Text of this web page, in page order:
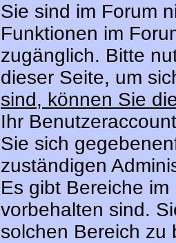
Sie sind im Forum
Funktionen im
zugänglich. Bitte
dieser Seite, um
sind, können Sie
Ihr
Sie sich
zuständigen
Es gibt Bereiche
vorbehalten sind.
solchen Bereich zu